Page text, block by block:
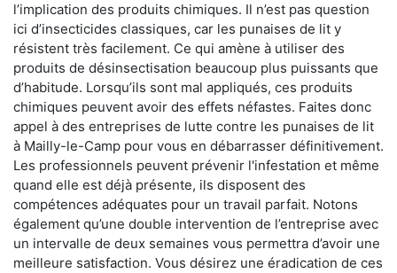
l’implication des produits chimiques. Il n’est pas question
ici d’insecticides classiques, car les punaises de lit y
résistent très facilement. Ce qui amène à utiliser des
produits de désinsectisation beaucoup plus puissants que
d’habitude. Lorsqu’ils sont mal appliqués, ces produits
chimiques peuvent avoir des effets néfastes. Faites donc
appel à des entreprises de lutte contre les punaises de lit
à Mailly-le-Camp pour vous en débarrasser définitivement.
Les professionnels peuvent prévenir l'infestation et même
quand elle est déjà présente, ils disposent des
compétences adéquates pour un travail parfait. Notons
également qu’une double intervention de l’entreprise avec
un intervalle de deux semaines vous permettra d’avoir une
meilleure satisfaction. Vous désirez une éradication de ces